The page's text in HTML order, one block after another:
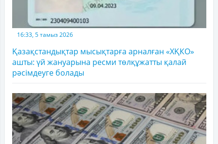
16:33, 5 тамыз 2026
Қазақстандықтар мысықтарға арналған «ХҚКО»
ашты: үй жануарына ресми төлқұжатты қалай
рәсімдеуге болады